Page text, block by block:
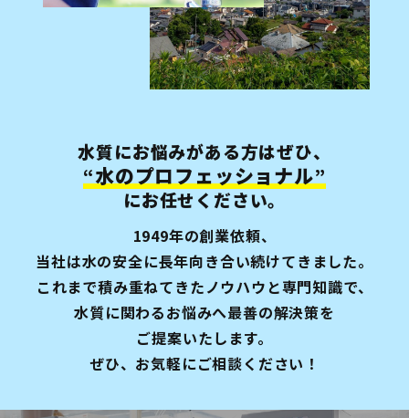
水質にお悩みがある方はぜひ、
“水のプロフェッショナル”
にお任せください。
1949年の創業依頼、
当社は水の安全に長年向き合い続けてきました。
これまで積み重ねてきたノウハウと専門知識で、
水質に関わるお悩みへ最善の解決策を
ご提案いたします。
ぜひ、お気軽にご相談ください！